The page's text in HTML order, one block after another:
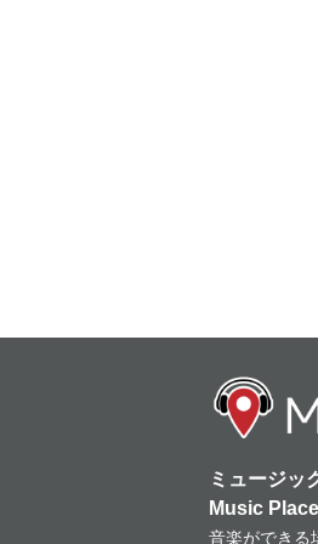
ミュージッ
Music Place
音楽ができる